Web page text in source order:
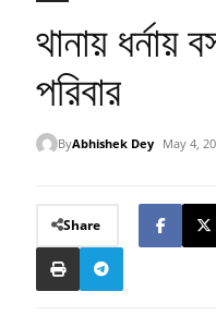
থানায়
পরিবার
ByAbhishek Dey
May 4,
Share